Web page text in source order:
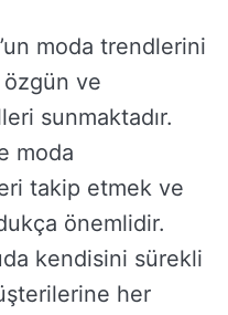
moda trendlerini
ve
sunmaktadır.
moda
takip etmek ve
önemlidir.
kendisini sürekli
her